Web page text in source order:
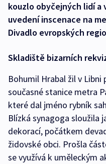
kouzlo obyčejných lidí a
uvedení inscenace na
Divadlo evropských
Skladiště bizarních
Bohumil Hrabal žil v
současné stanice metra
které dal jméno rybník
Blízká synagoga sloužila
dekorací, počátkem
židovské obci. Prošla
se využívá k uměleckým